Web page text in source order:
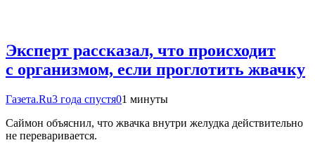
Эксперт рассказал, что происходит
с организмом, если проглотить жвачку
Газета.Ru3 года спустя01 минуты
Саймон объяснил, что жвачка внутри желудка действительно
не переваривается.